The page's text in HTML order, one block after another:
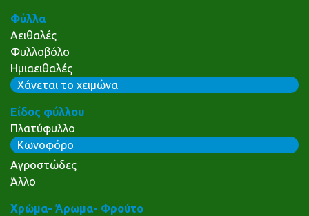
Φύλλα
Αειθαλές
Φυλλοβόλο
Ημιαειθαλές
Χάνεται το χειμώνα
Είδος φύλλου
Πλατύφυλλο
Κωνοφόρο
Αγροστώδες
Άλλο
Χρώμα- Άρωμα- Φρούτο